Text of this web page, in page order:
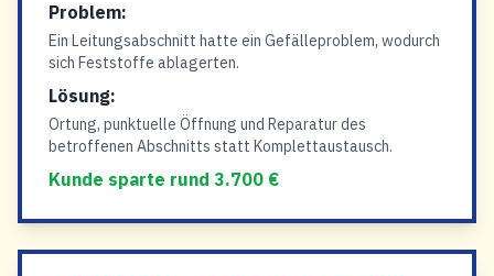
Problem:
Ein Leitungsabschnitt hatte ein Gefälleproblem, wodurch
sich Feststoffe ablagerten.
Lösung:
Ortung, punktuelle Öffnung und Reparatur des
betroffenen Abschnitts statt Komplettaustausch.
Kunde sparte rund 3.700 €